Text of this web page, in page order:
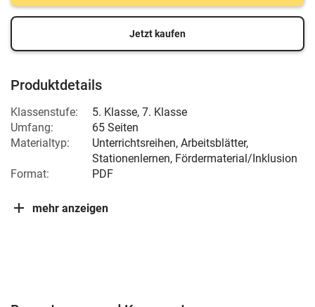
Jetzt kaufen
Produktdetails
Klassenstufe: 5. Klasse, 7. Klasse
Umfang:
65 Seiten
Materialtyp:
Unterrichtsreihen, Arbeitsblätter,
Stationenlernen, Fördermaterial/Inklusion
Format:
PDF
mehr anzeigen